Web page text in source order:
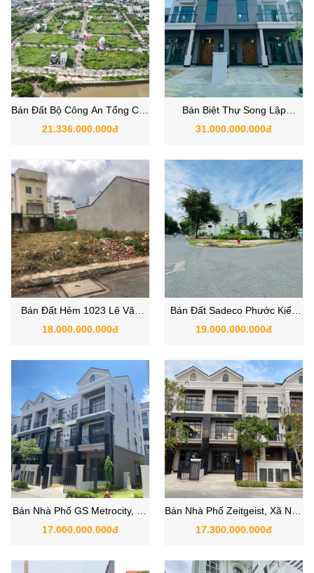
Bán Đất Bộ Công An Tổng Cục
5 Phạm Hữu Lầu, Xã Nhà Bè,
21.336.000.000đ
Bán Biệt Thự Song Lập
Zeitgeist Nhà Bè
31.000.000.000đ
Bán Đất Hẻm 1023 Lê Văn
Lương, Xã Nhà Bè, TPHCM
18.000.000.000đ
Bán Đất Sadeco Phước Kiển
Nhà Bè
19.000.000.000đ
Bán Nhà Phố GS Metrocity, Xã
Nhà Bè, TP.HCM
17.000.000.000đ
Bán Nhà Phố Zeitgeist, Xã Nhà
Bè, TP.HCM
17.300.000.000đ